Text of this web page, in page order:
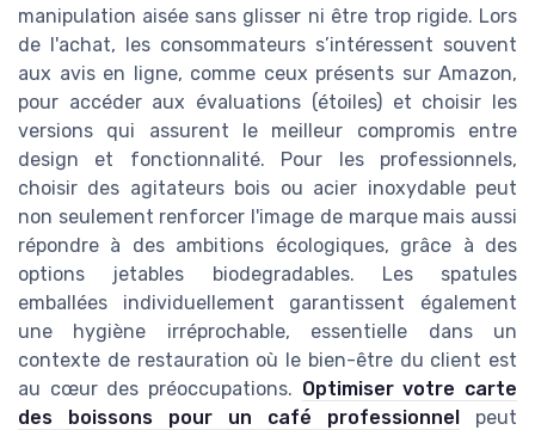
manipulation aisée sans glisser ni être trop rigide. Lors
de l'achat, les consommateurs s’intéressent souvent
aux avis en ligne, comme ceux présents sur Amazon,
pour accéder aux évaluations (étoiles) et choisir les
versions qui assurent le meilleur compromis entre
design et fonctionnalité. Pour les professionnels,
choisir des agitateurs bois ou acier inoxydable peut
non seulement renforcer l'image de marque mais aussi
répondre à des ambitions écologiques, grâce à des
options jetables biodegradables. Les spatules
emballées individuellement garantissent également
une hygiène irréprochable, essentielle dans un
contexte de restauration où le bien-être du client est
au cœur des préoccupations. Optimiser votre carte
des boissons pour un café professionnel peut